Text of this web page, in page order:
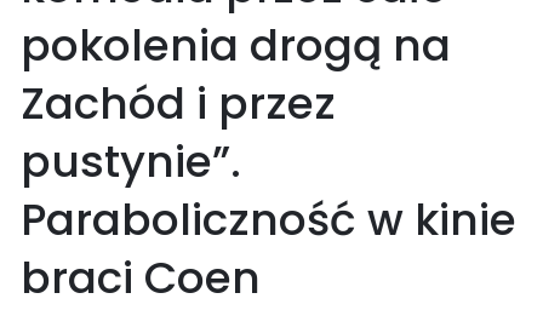
pokolenia drogą na
Zachód i przez
pustynie”.
Paraboliczność w kinie
braci Coen